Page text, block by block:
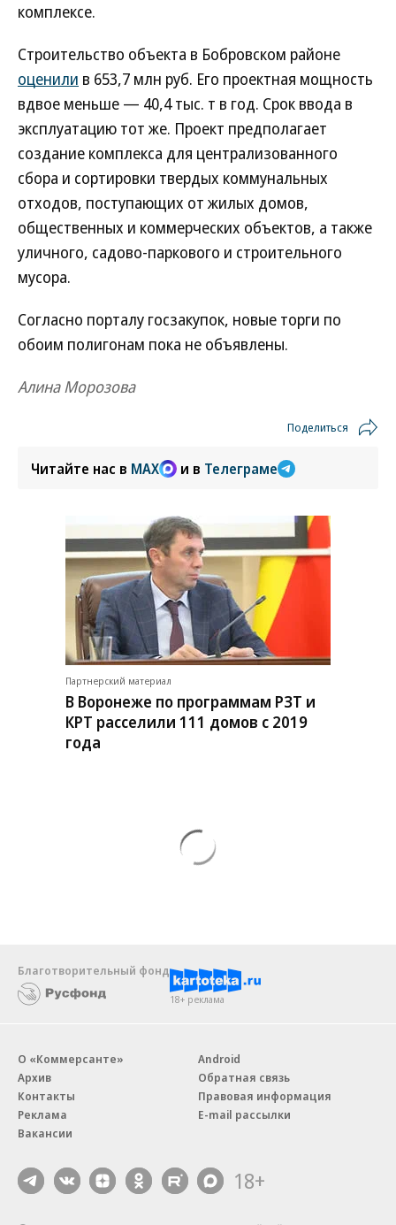
комплексе.
Строительство объекта в Бобровском районе
оценили в 653,7 млн руб. Его проектная мощность
вдвое меньше — 40,4 тыс. т в год. Срок ввода в
эксплуатацию тот же. Проект предполагает
создание комплекса для централизованного
сбора и сортировки твердых коммунальных
отходов, поступающих от жилых домов,
общественных и коммерческих объектов, а также
уличного, садово-паркового и строительного
мусора.
Согласно порталу госзакупок, новые торги по
обоим полигонам пока не объявлены.
Алина Морозова
Поделиться
Читайте нас в MAX и в Телеграме
Партнерский материал
В Воронеже по программам РЗТ и
КРТ расселили 111 домов с 2019
года
Благотворительный фонд
18+ реклама
О «Коммерсанте»
Архив
Контакты
Реклама
Вакансии
Android
Обратная связь
Правовая информация
E-mail рассылки
18+